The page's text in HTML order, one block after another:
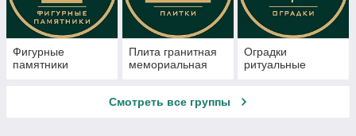
Фигурные
памятники
Плита гранитная
мемориальная
Оградки
ритуальные
Смотреть все группы